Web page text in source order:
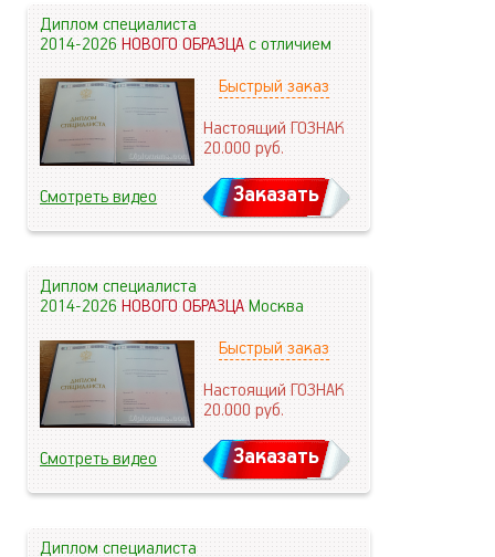
Диплом специалиста
2014-2026НОВОГО ОБРАЗЦАс отличием
Быстрый заказ
Настоящий ГОЗНАК
20.000руб.
Смотреть видео Заказать
Диплом специалиста
2014-2026НОВОГО ОБРАЗЦАМосква
Быстрый заказ
Настоящий ГОЗНАК
20.000руб.
Смотреть видео Заказать
Диплом специалиста